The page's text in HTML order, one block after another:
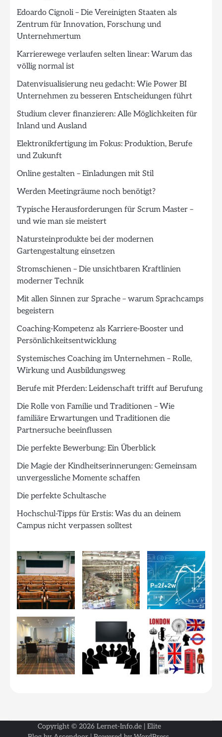
Edoardo Cignoli – Die Vereinigten Staaten als
Zentrum für Innovation, Forschung und
Unternehmertum
Karrierewege verlaufen selten linear: Warum das
völlig normal ist
Datenvisualisierung neu gedacht: Wie Power BI
Unternehmen zu besseren Entscheidungen führt
Studium clever finanzieren: Alle Möglichkeiten für
Inland und Ausland
Elektronikfertigung im Fokus: Produktion, Berufe
und Zukunft
Online gestalten – Einladungen mit Stil
Werden Meetingräume noch benötigt?
Typische Herausforderungen für Scrum Master –
und wie man sie meistert
Natursteinprodukte bei der modernen
Gartengestaltung einsetzen
Stromschienen – Die unsichtbaren Kraftlinien
moderner Technik
Mit allen Sinnen zur Sprache – warum Sprachcamps
begeistern
Coaching-Kompetenz als Karriere-Booster und
Persönlichkeitsentwicklung
Systemisches Coaching im Unternehmen – Rolle,
Wirkung und Ausbildungsweg
Berufe mit Pferden: Leidenschaft trifft auf Berufung
Die Rolle von Familie und Traditionen – Wie
familiäre Erwartungen und Traditionen die
Partnersuche beeinflussen
Die perfekte Bewerbung: Ein Überblick
Die Magie der Kindheitserinnerungen: Gemeinsam
unvergessliche Momente schaffen
Die perfekte Schultasche
Hochschul-Tipps für Erstis: Was du an deinem
Campus nicht verpassen solltest
Copyright © 2026 Lernet-Info.de| Elite